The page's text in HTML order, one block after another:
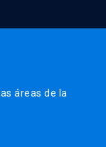
áreas de la